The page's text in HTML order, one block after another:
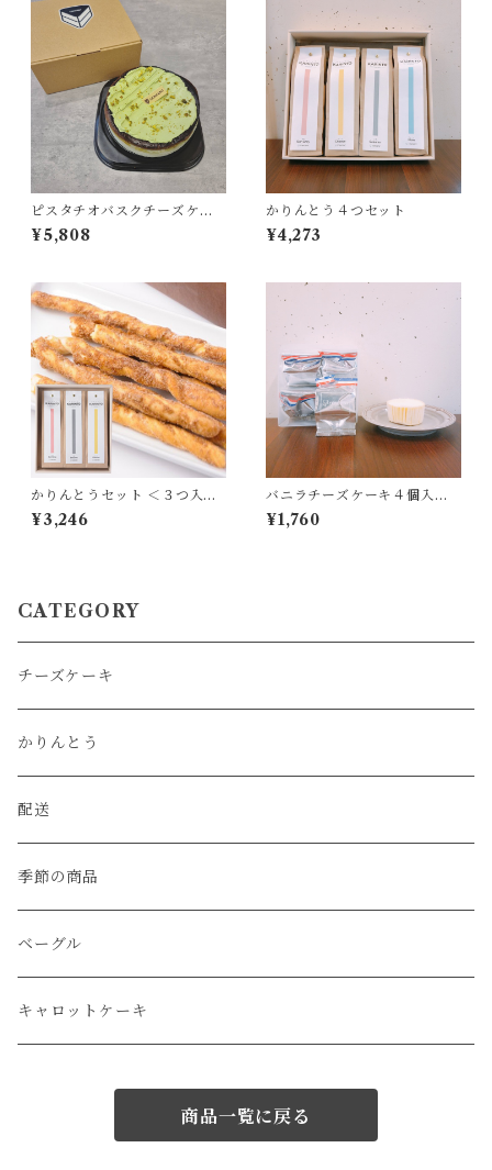
ピスタチオバスクチーズケー
キ
¥5,808
かりんとう４つセット
¥4,273
かりんとうセット ＜３つ入り
＞
¥3,246
バニラチーズケーキ４個入り
[冷凍品]
¥1,760
CATEGORY
チーズケーキ
かりんとう
配送
季節の商品
ベーグル
キャロットケーキ
商品一覧に戻る